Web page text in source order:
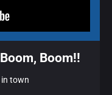
Boom!!
town